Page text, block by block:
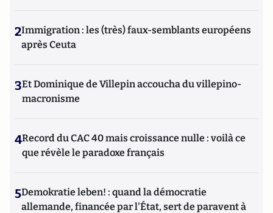
2Immigration : les (très) faux-semblants européens
après Ceuta
3Et Dominique de Villepin accoucha du villepino-
macronisme
4Record du CAC 40 mais croissance nulle : voilà ce
que révèle le paradoxe français
5Demokratie leben! : quand la démocratie
allemande, financée par l'État, sert de paravent à